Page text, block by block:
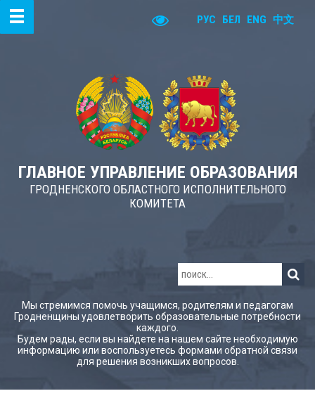
РУС БЕЛ ENG 中文
ГЛАВНОЕ УПРАВЛЕНИЕ ОБРАЗОВАНИЯ
ГРОДНЕНСКОГО ОБЛАСТНОГО ИСПОЛНИТЕЛЬНОГО
КОМИТЕТА
Мы стремимся помочь учащимся, родителям и педагогам
Гродненщины удовлетворить образовательные потребности
каждого.
Будем рады, если вы найдете на нашем сайте необходимую
информацию или воспользуетесь формами обратной связи
для решения возникших вопросов.